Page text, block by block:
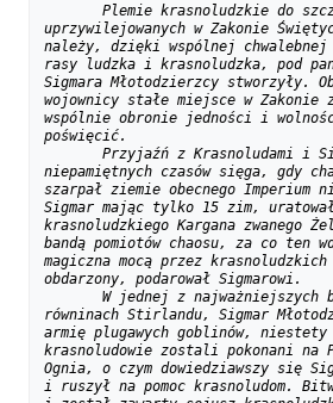
Plemie krasnoludzkie do
uprzywilejowanych w Zakonie
należy, dzięki wspólnej
rasy ludzka i krasnoludzka, pod
Sigmara Młotodzierzcy stworzyły.
wojownicy stałe miejsce w Zakonie
wspólnie obronie jedności i
poświęcić.
Przyjaźń z Krasnoludami i
niepamiętnych czasów sięga, gdy
szarpał ziemie obecnego Imperium
Sigmar mając tylko 15 zim,
krasnoludzkiego Kargana zwanego
bandą pomiotów chaosu, za co ten
magiczna mocą przez
obdarzony, podarował Sigmarowi.
W jednej z najważniejszych
równinach Stirlandu, Sigmar
armię plugawych goblinów, niestety
krasnoludowie zostali pokonani na
Ognia, o czym dowiedziawszy się
i ruszył na pomoc krasnoludom.